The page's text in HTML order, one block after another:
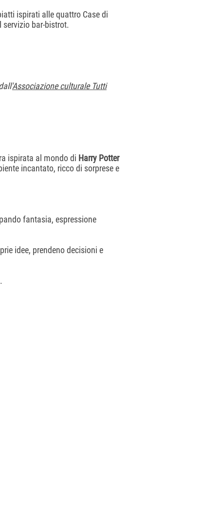
ispirati alle quattro Case di
servizio bar-bistrot.
Associazione culturale Tutti
ispirata al mondo di Harry Potter
incantato, ricco di sorprese e
fantasia, espressione
idee, prendeno decisioni e